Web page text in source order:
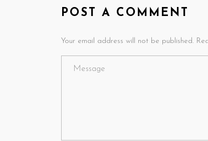
POST A COMMENT
Your email address will not be published.